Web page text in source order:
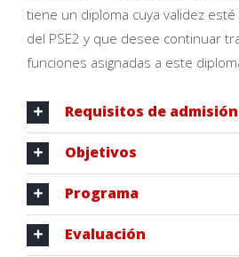
tiene un diploma cuya validez
del PSE2 y que desee continuar
funciones asignadas a este
Requisitos de admisión
Objetivos
Programa
Evaluación